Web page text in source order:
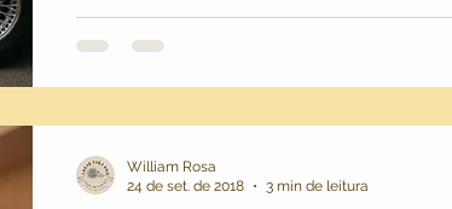
William Rosa
24 de set. de 2018
3 min de leitura